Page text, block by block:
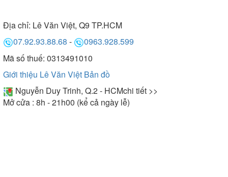
Địa chỉ: Lê Văn Việt, Q9 TP.HCM
07.92.93.88.68 -
0963.928.599
Mã số thuế: 0313491010
Giới thiệu Lê Văn Việt Bản đồ
Nguyễn Duy Trinh, Q.2 - HCMchi tiết >>
Mở cửa : 8h - 21h00 (kể cả ngày lễ)